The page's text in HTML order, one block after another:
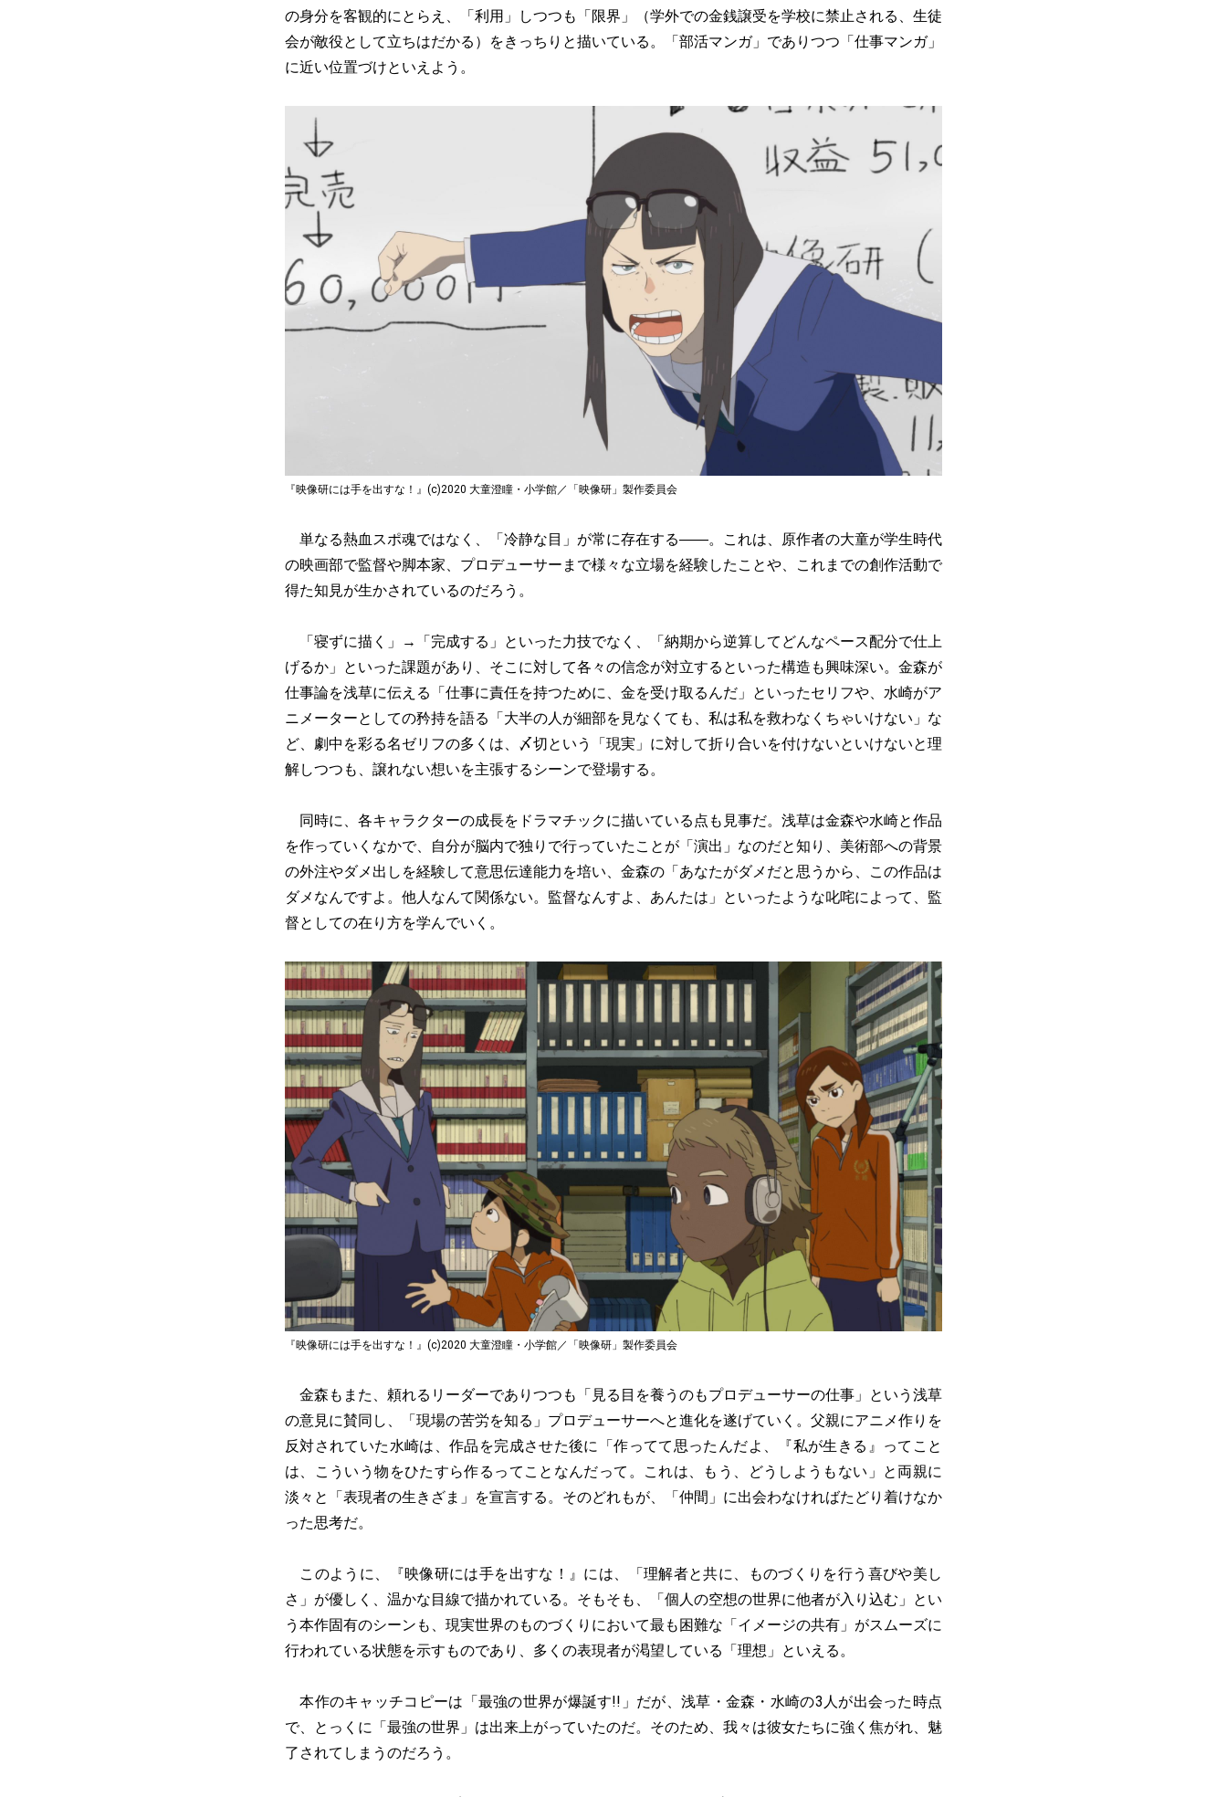
の身分を客観的にとらえ、「利用」しつつも「限界」（学外での金銭譲受を学校に禁止される、生徒
会が敵役として立ちはだかる）をきっちりと描いている。「部活マンガ」でありつつ「仕事マンガ」
に近い位置づけといえよう。
『映像研には手を出すな！』(c)2020 大童澄瞳・小学館／「映像研」製作委員会
単なる熱血スポ魂ではなく、「冷静な目」が常に存在する――。これは、原作者の大童が学生時代
の映画部で監督や脚本家、プロデューサーまで様々な立場を経験したことや、これまでの創作活動で
得た知見が生かされているのだろう。
「寝ずに描く」→「完成する」といった力技でなく、「納期から逆算してどんなペース配分で仕上
げるか」といった課題があり、そこに対して各々の信念が対立するといった構造も興味深い。金森が
仕事論を浅草に伝える「仕事に責任を持つために、金を受け取るんだ」といったセリフや、水崎がア
ニメーターとしての矜持を語る「大半の人が細部を見なくても、私は私を救わなくちゃいけない」な
ど、劇中を彩る名ゼリフの多くは、〆切という「現実」に対して折り合いを付けないといけないと理
解しつつも、譲れない想いを主張するシーンで登場する。
同時に、各キャラクターの成長をドラマチックに描いている点も見事だ。浅草は金森や水崎と作品
を作っていくなかで、自分が脳内で独りで行っていたことが「演出」なのだと知り、美術部への背景
の外注やダメ出しを経験して意思伝達能力を培い、金森の「あなたがダメだと思うから、この作品は
ダメなんですよ。他人なんて関係ない。監督なんすよ、あんたは」といったような叱咤によって、監
督としての在り方を学んでいく。
『映像研には手を出すな！』(c)2020 大童澄瞳・小学館／「映像研」製作委員会
金森もまた、頼れるリーダーでありつつも「見る目を養うのもプロデューサーの仕事」という浅草
の意見に賛同し、「現場の苦労を知る」プロデューサーへと進化を遂げていく。父親にアニメ作りを
反対されていた水崎は、作品を完成させた後に「作ってて思ったんだよ、『私が生きる』ってこと
は、こういう物をひたすら作るってことなんだって。これは、もう、どうしようもない」と両親に
淡々と「表現者の生きざま」を宣言する。そのどれもが、「仲間」に出会わなければたどり着けなか
った思考だ。
このように、『映像研には手を出すな！』には、「理解者と共に、ものづくりを行う喜びや美し
さ」が優しく、温かな目線で描かれている。そもそも、「個人の空想の世界に他者が入り込む」とい
う本作固有のシーンも、現実世界のものづくりにおいて最も困難な「イメージの共有」がスムーズに
行われている状態を示すものであり、多くの表現者が渇望している「理想」といえる。
本作のキャッチコピーは「最強の世界が爆誕す!!」だが、浅草・金森・水崎の3人が出会った時点
で、とっくに「最強の世界」は出来上がっていたのだ。そのため、我々は彼女たちに強く焦がれ、魅
了されてしまうのだろう。